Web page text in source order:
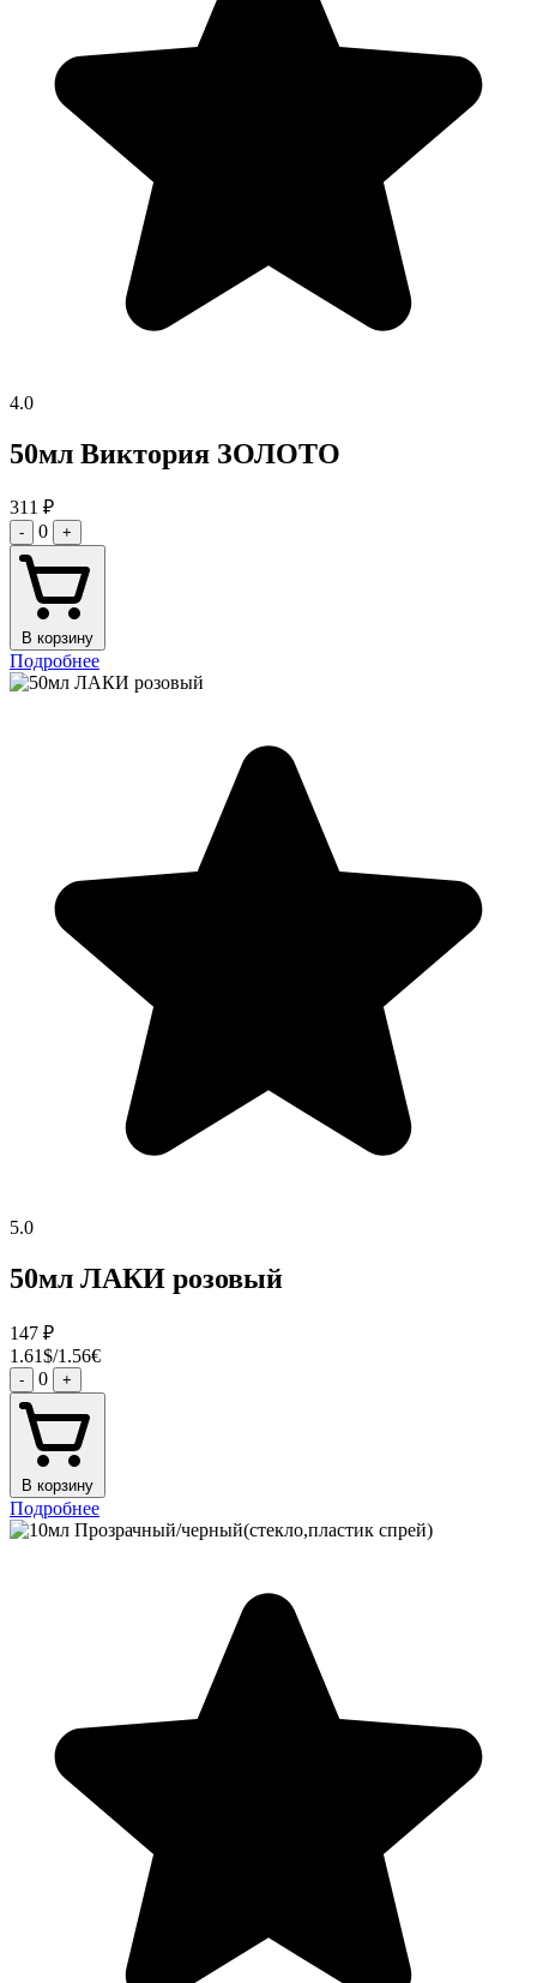
4.0
50мл Виктория ЗОЛОТО
311 ₽
- 0 +
В корзину
Подробнее
5.0
50мл ЛАКИ розовый
147 ₽
1.61$/1.56€
- 0 +
В корзину
Подробнее